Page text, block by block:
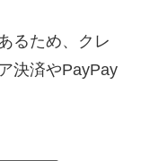
るため、クレ
決済やPayPay